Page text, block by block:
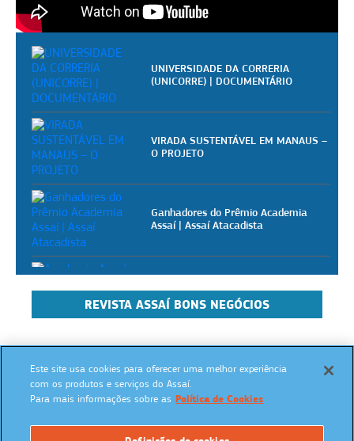
UNIVERSIDADE DA CORRERIA
(UNICORRE) | DOCUMENTÁRIO
VIRADA SUSTENTÁVEL EM MANAUS –
O PROJETO
Ganhadores do Prêmio Academia
Assaí | Assaí Atacadista
Academia Assaí - Vídeoaulas
gratuitas para pizzaiolos
Academia Assaí - Vídeoaulas
REVISTA ASSAÍ BONS NEGÓCIOS
SIGA NAS REDES SOCIAIS:
Este site usa cookies para oferecer uma melhor experiência
com os produtos e serviços do Assaí.
Para mais informações sobre as Política de Cookies